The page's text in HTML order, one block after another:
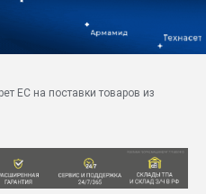
первый план в
ситуацией на
Материал поверхности
вакуумного
ЕС на поставки товаров из